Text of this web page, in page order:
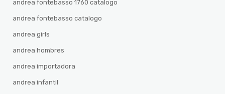
andrea fontebasso 1760 catalogo
andrea fontebasso catalogo
andrea girls
andrea hombres
andrea importadora
andrea infantil